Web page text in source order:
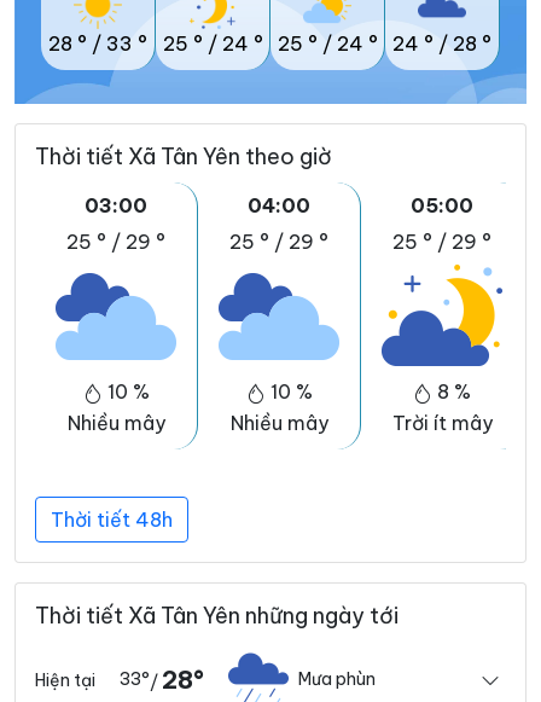
28 ° / 33 ° 25 ° / 24 ° 25 ° / 24 ° 24 ° / 28 °
Thời tiết Xã Tân Yên theo giờ
03:00
25 ° / 29 °
10 %
Nhiều mây
04:00
25 ° / 29 °
10 %
Nhiều mây
05:00
25 ° / 29 °
8 %
Trời ít mây
Thời tiết 48h
Thời tiết Xã Tân Yên những ngày tới
Hiện tại 33°/ 28° Mưa phùn